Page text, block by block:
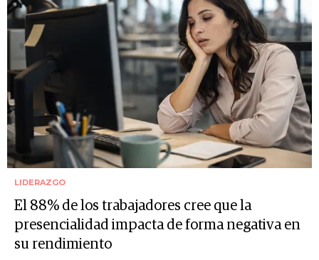
LIDERAZGO
El 88% de los trabajadores cree que la
presencialidad impacta de forma negativa en
su rendimiento